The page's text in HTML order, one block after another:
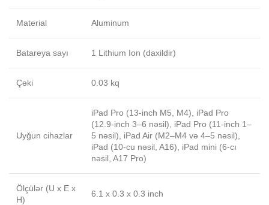
Material Aluminum
Batareya sayı 1 Lithium Ion (daxildir)
Çəki 0.03 kq
Uyğun cihazlar
iPad Pro (13-inch M5, M4), iPad Pro
(12.9-inch 3–6 nəsil), iPad Pro (11-inch 1–
5 nəsil), iPad Air (M2–M4 və 4–5 nəsil),
iPad (10-cu nəsil, A16), iPad mini (6-cı
nəsil, A17 Pro)
Ölçülər (U x E x
H)
6.1 x 0.3 x 0.3 inch